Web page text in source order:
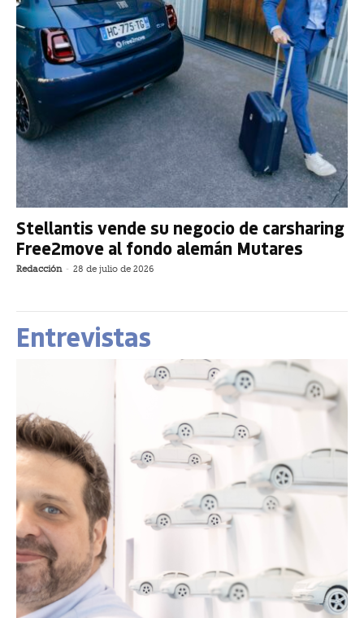
Stellantis vende su negocio de carsharing
Free2move al fondo alemán Mutares
Redacción - 28 de julio de 2026
Entrevistas